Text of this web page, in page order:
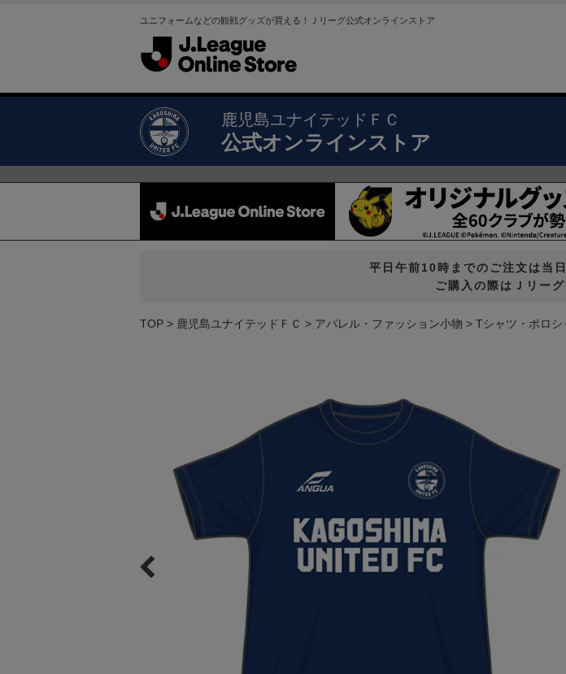
ユニフォームなどの観戦グッズが買える！Ｊリーグ公式オンラインストア
鹿児島ユナイテッドＦＣ
公式オンラインストア
平日午前10時までのご注文は当
ご購入の際はＪリー
TOP 鹿児島ユナイテッドＦＣ アパレル・ファッション小物 Tシャツ・ポロシ